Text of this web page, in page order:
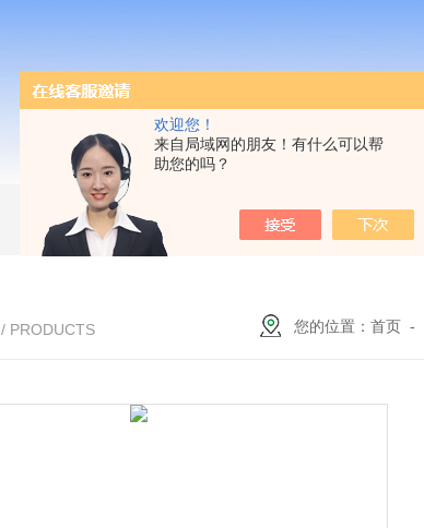
欢迎您！
来自局域网的朋友！有什么可以帮
助您的吗？
/ PRODUCTS 您的位置：首页 -